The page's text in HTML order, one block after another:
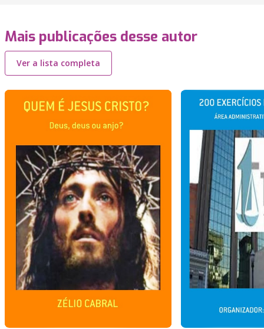
Mais publicações desse autor
Ver a lista completa